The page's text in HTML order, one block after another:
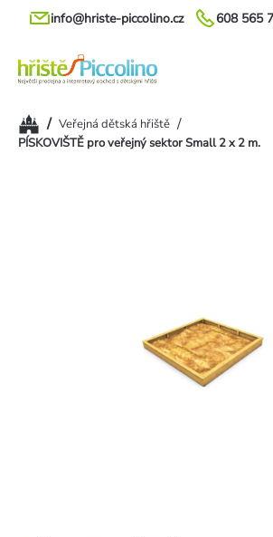
Přejít
608 565
info@hriste-piccolino.cz
Domů/ Veřejná dětská hřiště /
PÍSKOVIŠTĚ pro veřejný sektor Small 2 x 2 m.